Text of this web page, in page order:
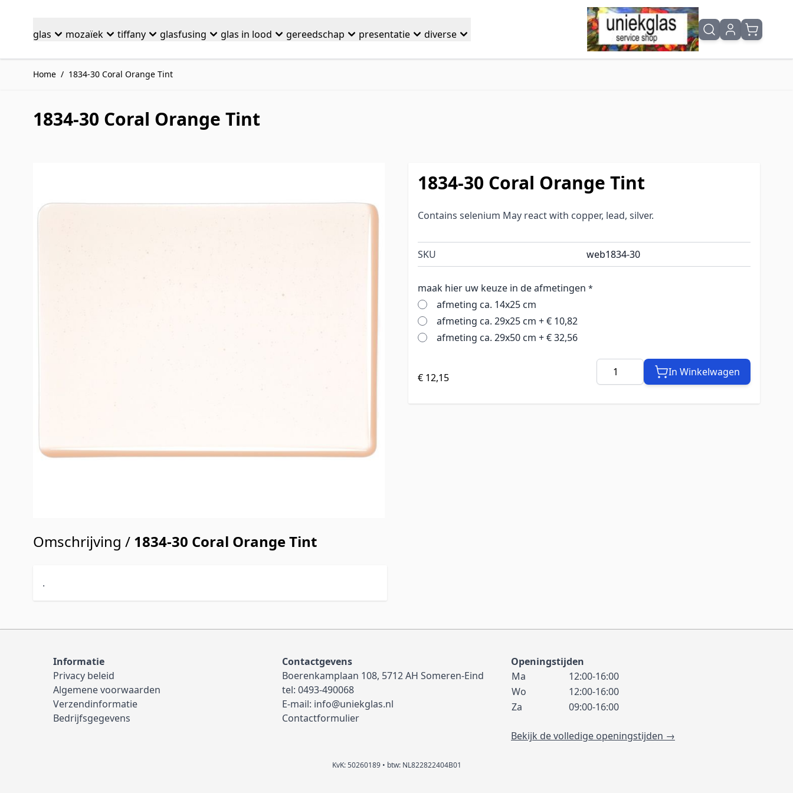
glas mozaïek tiffany glasfusing glas in lood gereedschap presentatie diverse
Home / 1834-30 Coral Orange Tint
1834-30 Coral Orange Tint
1834-30 Coral Orange Tint
Contains selenium May react with copper, lead, silver.
SKU web1834-30
maak hier uw keuze in de afmetingen *
afmeting ca. 14x25 cm
afmeting ca. 29x25 cm +€ 10,82
afmeting ca. 29x50 cm +€ 32,56
€ 12,15
Aantal In Winkelwagen
Omschrijving / 1834-30 Coral Orange Tint
.
Informatie
Privacy beleid
Algemene voorwaarden
Verzendinformatie
Bedrijfsgegevens
Contactgevens
Boerenkamplaan 108, 5712 AH Someren-Eind
tel: 0493-490068
E-mail: info@uniekglas.nl
Contactformulier
Openingstijden
Ma
12:00-16:00
Wo
12:00-16:00
Za
09:00-16:00
Bekijk de volledige openingstijden →
KvK: 50260189 • btw: NL822822404B01